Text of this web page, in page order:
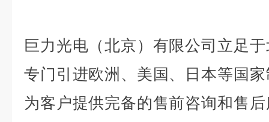
巨力光电（北京）有限公司立足
专门引进欧洲、美国、日本等国
为客户提供完备的售前咨询和售